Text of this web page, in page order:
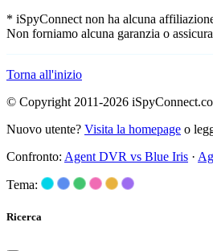
* iSpyConnect non ha alcuna
Non forniamo alcuna garanzia o
Torna all'inizio
© Copyright 2011-2026
Nuovo utente? Visita la homepage o
Confronto: Agent DVR vs Blue Iris ·
Tema:
Ricerca